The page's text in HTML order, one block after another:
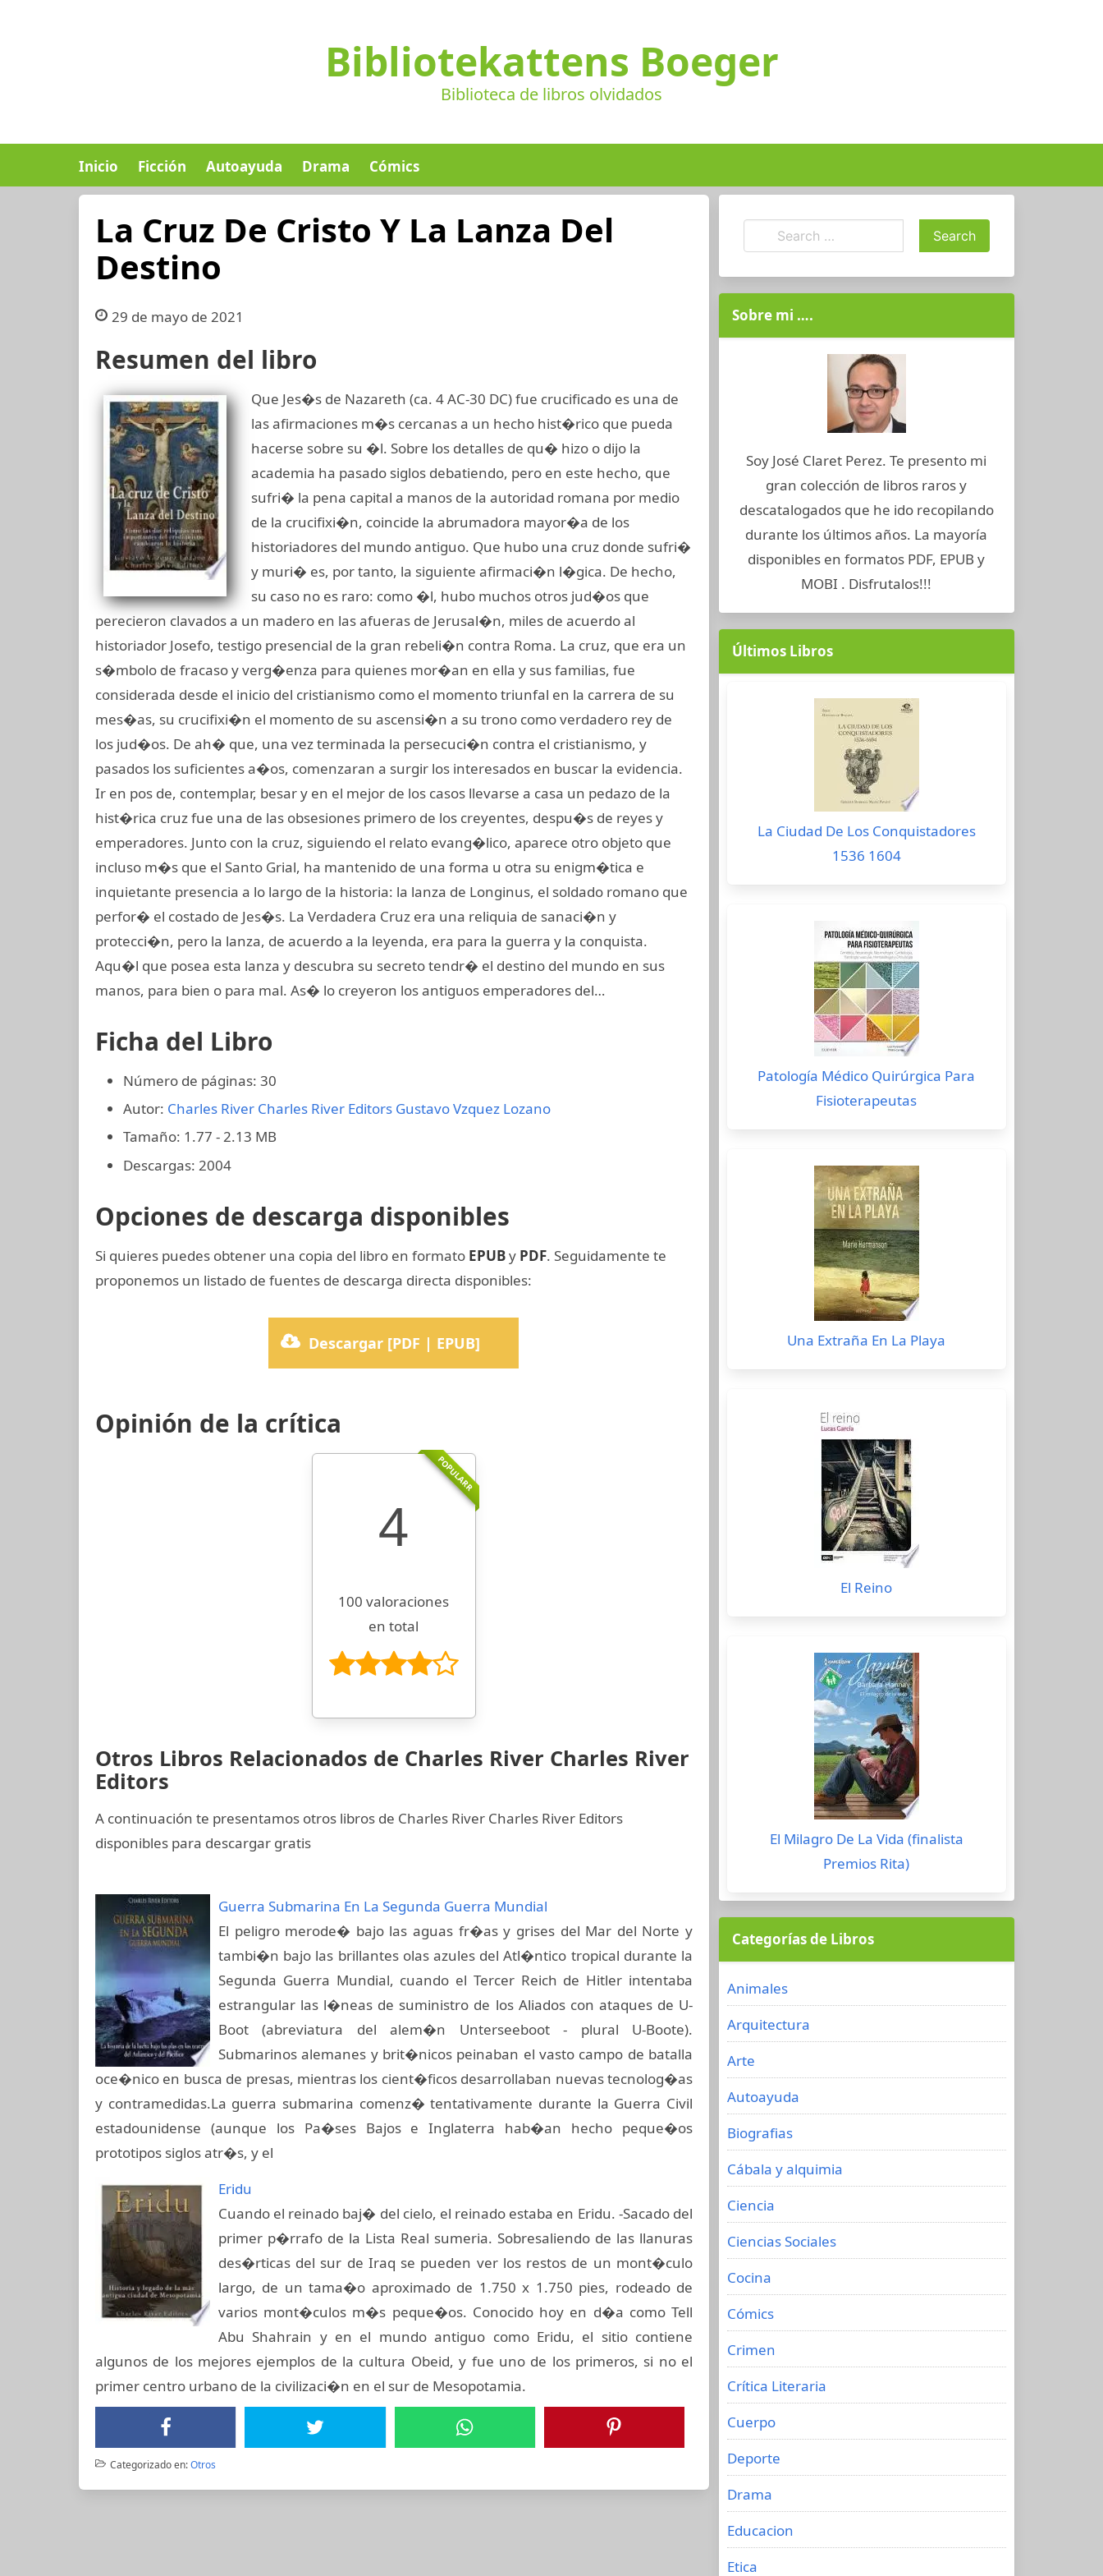
Bibliotekattens Boeger
Biblioteca de libros olvidados
Inicio Ficción Autoayuda Drama Cómics
La Cruz De Cristo Y La Lanza Del
Destino
29 de mayo de 2021
Resumen del libro
Que Jes�s de Nazareth (ca. 4 AC-30 DC) fue crucificado es una de
las afirmaciones m�s cercanas a un hecho hist�rico que pueda
hacerse sobre su �l. Sobre los detalles de qu� hizo o dijo la
academia ha pasado siglos debatiendo, pero en este hecho, que
sufri� la pena capital a manos de la autoridad romana por medio
de la crucifixi�n, coincide la abrumadora mayor�a de los
historiadores del mundo antiguo. Que hubo una cruz donde sufri�
y muri� es, por tanto, la siguiente afirmaci�n l�gica. De hecho,
su caso no es raro: como �l, hubo muchos otros jud�os que
perecieron clavados a un madero en las afueras de Jerusal�n, miles de acuerdo al
historiador Josefo, testigo presencial de la gran rebeli�n contra Roma. La cruz, que era un
s�mbolo de fracaso y verg�enza para quienes mor�an en ella y sus familias, fue
considerada desde el inicio del cristianismo como el momento triunfal en la carrera de su
mes�as, su crucifixi�n el momento de su ascensi�n a su trono como verdadero rey de
los jud�os. De ah� que, una vez terminada la persecuci�n contra el cristianismo, y
pasados los suficientes a�os, comenzaran a surgir los interesados en buscar la evidencia.
Ir en pos de, contemplar, besar y en el mejor de los casos llevarse a casa un pedazo de la
hist�rica cruz fue una de las obsesiones primero de los creyentes, despu�s de reyes y
emperadores. Junto con la cruz, siguiendo el relato evang�lico, aparece otro objeto que
incluso m�s que el Santo Grial, ha mantenido de una forma u otra su enigm�tica e
inquietante presencia a lo largo de la historia: la lanza de Longinus, el soldado romano que
perfor� el costado de Jes�s. La Verdadera Cruz era una reliquia de sanaci�n y
protecci�n, pero la lanza, de acuerdo a la leyenda, era para la guerra y la conquista.
Aqu�l que posea esta lanza y descubra su secreto tendr� el destino del mundo en sus
manos, para bien o para mal. As� lo creyeron los antiguos emperadores del…
Ficha del Libro
Número de páginas: 30
Autor: Charles River Charles River Editors Gustavo Vzquez Lozano
Tamaño: 1.77 - 2.13 MB
Descargas: 2004
Opciones de descarga disponibles
Si quieres puedes obtener una copia del libro en formato EPUBy PDF. Seguidamente te
proponemos un listado de fuentes de descarga directa disponibles:
Descargar [PDF | EPUB]
Opinión de la crítica
POPULARR
4
100 valoraciones
en total
Otros Libros Relacionados de Charles River Charles River
Editors
A continuación te presentamos otros libros de Charles River Charles River Editors
disponibles para descargar gratis
Guerra Submarina En La Segunda Guerra Mundial
El peligro merode� bajo las aguas fr�as y grises del Mar del Norte y
tambi�n bajo las brillantes olas azules del Atl�ntico tropical durante la
Segunda Guerra Mundial, cuando el Tercer Reich de Hitler intentaba
estrangular las l�neas de suministro de los Aliados con ataques de U-
Boot (abreviatura del alem�n Unterseeboot - plural U-Boote).
Submarinos alemanes y brit�nicos peinaban el vasto campo de batalla
oce�nico en busca de presas, mientras los cient�ficos desarrollaban nuevas tecnolog�as
y contramedidas.La guerra submarina comenz� tentativamente durante la Guerra Civil
estadounidense (aunque los Pa�ses Bajos e Inglaterra hab�an hecho peque�os
prototipos siglos atr�s, y el
Eridu
Cuando el reinado baj� del cielo, el reinado estaba en Eridu. -Sacado del
primer p�rrafo de la Lista Real sumeria. Sobresaliendo de las llanuras
des�rticas del sur de Iraq se pueden ver los restos de un mont�culo
largo, de un tama�o aproximado de 1.750 x 1.750 pies, rodeado de
varios mont�culos m�s peque�os. Conocido hoy en d�a como Tell
Abu Shahrain y en el mundo antiguo como Eridu, el sitio contiene
algunos de los mejores ejemplos de la cultura Obeid, y fue uno de los primeros, si no el
primer centro urbano de la civilizaci�n en el sur de Mesopotamia.
Categorizado en:Otros
Sobre mi ….
Soy José Claret Perez. Te presento mi
gran colección de libros raros y
descatalogados que he ido recopilando
durante los últimos años. La mayoría
disponibles en formatos PDF, EPUB y
MOBI . Disfrutalos!!!
Últimos Libros
La Ciudad De Los Conquistadores
1536 1604
Patología Médico Quirúrgica Para
Fisioterapeutas
Una Extraña En La Playa
El Reino
El Milagro De La Vida (finalista
Premios Rita)
Categorías de Libros
Animales
Arquitectura
Arte
Autoayuda
Biografias
Cábala y alquimia
Ciencia
Ciencias Sociales
Cocina
Cómics
Crimen
Crítica Literaria
Cuerpo
Deporte
Drama
Educacion
Etica